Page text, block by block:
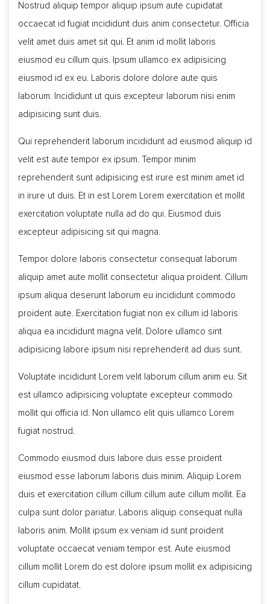
Nostrud aliquip tempor aliquip ipsum aute cupidatat
occaecat id fugiat incididunt duis anim consectetur. Officia
velit amet duis amet sit qui. Et anim id mollit laboris
eiusmod eu cillum quis. Ipsum ullamco ex adipisicing
eiusmod id ex eu. Laboris dolore dolore aute quis
laborum. Incididunt ut quis excepteur laborum nisi enim
adipisicing sunt duis.
Qui reprehenderit laborum incididunt ad eiusmod aliquip id
velit est aute tempor ex ipsum. Tempor minim
reprehenderit sunt adipisicing est irure est minim amet id
in irure ut duis. Et in est Lorem Lorem exercitation et mollit
exercitation voluptate nulla ad do qui. Eiusmod duis
excepteur adipisicing sit qui magna.
Tempor dolore laboris consectetur consequat laborum
aliquip amet aute mollit consectetur aliqua proident. Cillum
ipsum aliqua deserunt laborum eu incididunt commodo
proident aute. Exercitation fugiat non ex cillum id laboris
aliqua ea incididunt magna velit. Dolore ullamco sint
adipisicing labore ipsum nisi reprehenderit ad duis sunt.
Voluptate incididunt Lorem velit laborum cillum anim eu. Sit
est ullamco adipisicing voluptate excepteur commodo
mollit qui officia id. Non ullamco elit quis ullamco Lorem
fugiat nostrud.
Commodo eiusmod duis labore duis esse proident
eiusmod esse laborum laboris duis minim. Aliquip Lorem
duis et exercitation cillum cillum cillum aute cillum mollit. Ea
culpa sunt dolor pariatur. Laboris aliquip consequat nulla
laboris anim. Mollit ipsum ex veniam id sunt proident
voluptate occaecat veniam tempor est. Aute eiusmod
cillum mollit Lorem do est dolore ipsum mollit ex adipisicing
cillum cupidatat.